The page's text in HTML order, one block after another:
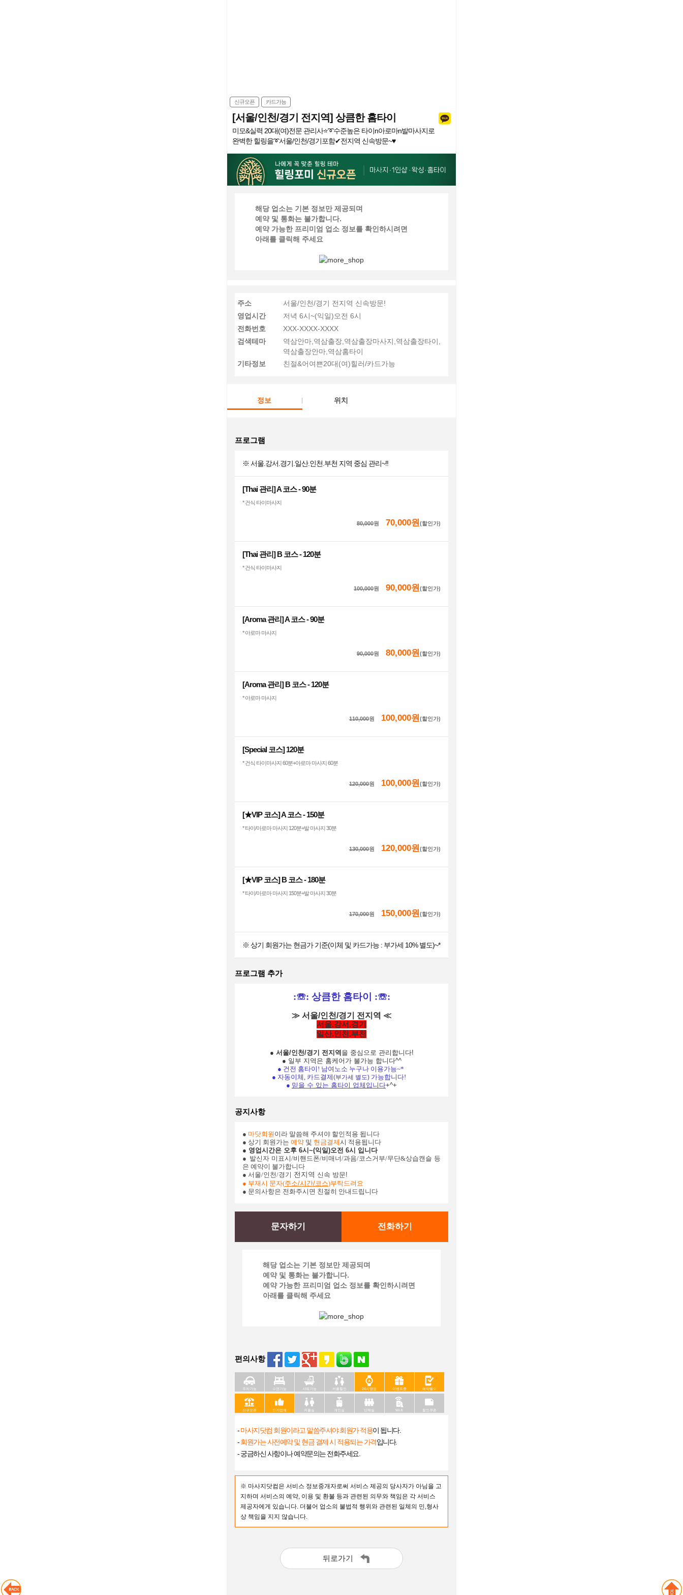
신규오픈 카드가능
[서울/인천/경기 전지역] 상큼한 홈타이
미모&실력 20대(여)전문 관리사⭐️➰수준높은 타이n아로마n발마사지로
완벽한 힐링을➰서울/인천/경기포함✔전지역 신속방문~♥
해당 업소는 기본 정보만 제공되며
예약 및 통화는 불가합니다.
예약 가능한 프리미엄 업소 정보를 확인하시려면
아래를 클릭해 주세요
주소
서울/인천/경기 전지역 신속방문!
영업시간
저녁 6시~(익일)오전 6시
전화번호
XXX-XXXX-XXXX
검색테마
역삼안마,역삼출장,역삼출장마사지,역삼출장타이,
역삼출장안마,역삼홈타이
기타정보
친절&어여쁜20대(여)힐러/카드가능
정보 위치
프로그램
※ 서울.강서.경기.일산.인천.부천 지역 중심 관리~!!
[Thai 관리] A 코스 - 90분
* 건식 타이마사지
80,000원 70,000원(할인가)
[Thai 관리] B 코스 - 120분
* 건식 타이마사지
100,000원 90,000원(할인가)
[Aroma 관리] A 코스 - 90분
* 아로마 마사지
90,000원 80,000원(할인가)
[Aroma 관리] B 코스 - 120분
* 아로마 마사지
110,000원 100,000원(할인가)
[Special 코스] 120분
* 건식 타이마사지 60분+아로마 마사지 60분
120,000원 100,000원(할인가)
[★VIP 코스] A 코스 - 150분
* 타이/아로마 마사지 120분+발 마사지 30분
130,000원 120,000원(할인가)
[★VIP 코스] B 코스 - 180분
* 타이/아로마 마사지 150분+발 마사지 30분
170,000원 150,000원(할인가)
※ 상기 회원가는 현금가 기준(이체 및 카드가능 : 부가세 10% 별도)~*
프로그램 추가
:☏: 상큼한 홈타이 :☏:
≫ 서울/인천/경기 전지역 ≪
서울.강서.경기
일산.인천.부천
● 서울/인천/경기 전지역 을 중심으로 관리합니다!
● 일부 지역은 홈케어가 불가능 합니다^^
● 건전 홈타이! 남여노소 누구나 이용가능~*
● 자동이체, 카드결제(부가세 별도) 가능합니다!
● 믿을 수 있는 홈타이 업체입니다+^+
공지사항
● 마닷회원 이라 말씀해 주셔야 할인적용 됩니다
● 상기 회원가는 예약 및 현금결제시 적용됩니다
● 영업시간은 오후 6시~(익일)오전 6시 입니다
● 발신자 미표시/비핸드폰/비매너/과음/코스거부/무단&상습캔슬 등
은 예약이 불가합니다
● 서울/인천/경기 전지역 신속 방문!
● 부재시 문자(주소/시간/코스)부탁드려요
● 문의사항은 전화주시면 친절히 안내드립니다
문자하기 전화하기
해당 업소는 기본 정보만 제공되며
예약 및 통화는 불가합니다.
예약 가능한 프리미엄 업소 정보를 확인하시려면
아래를 클릭해 주세요
편의사항
주차가능 수면가능 샤워가능 커플할인 24시영업 이벤트중 예약필수
신규오픈 인기업체 커플실 개인실 단체실 Wi-fi 할인쿠폰
-마사지닷컴 회원이라고 말씀주셔야 회원가 적용이 됩니다.
-회원가는 사전예약 및 현금 결제 시 적용되는 가격입니다.
- 궁금하신 사항이나 예약문의는 전화주세요.
※ 마사지닷컴은 서비스 정보중개자로써 서비스 제공의 당사자가 아님을 고
지하며 서비스의 예약, 이용 및 환불 등과 관련된 의무와 책임은 각 서비스
제공자에게 있습니다. 더불어 업소의 불법적 행위와 관련된 일체의 민,형사
상 책임을 지지 않습니다.
뒤로가기